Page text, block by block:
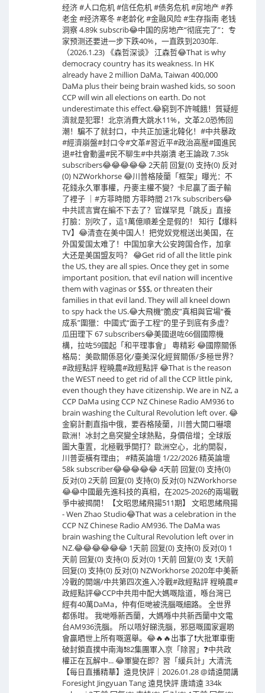
经济 #人口危机 #信任危机 #债务危机 #房地产 #养
老金 #经济寒冬 #老龄化 #金融风险 #生存指南 老钱
洞察 4.89k subscrib😂中国的房地产“彻底完了”：专
家预测还要进一步下跌40%，一直跌到2030年.
（2026.1.23) 《森哲深谈》 江森哲😂That is why
democracy country has its weakness. In HK
already have 2 million DaMa, Taiwan 400,000
DaMa plus their being brain washed kids, so soon
CCP will win all elections on earth. Do not
underestimate this effect.😂窮到不許喊餓！質疑經
濟就是犯罪！北京消費大跳水11%，文革2.0恐怖回
潮！騙不了就封口，中共正加速北韓化！#中共暴政
#經濟崩盤#封口令#文革#習近平#政治高壓#國進民
退#社會動盪#民不聊生#中共崩潰 老王論政 7.35k
subscribers😂😂😂😂😂 2天前 回复(0) 支持(0) 反对
(0) NZWorkhorse 😂川普格陵蘭「框架」曝光：不
花錢永久軍事權，丹麥主權不變？卡尼贏了面子輸
了裡子 ｜#方菲時間 方菲時間 217k subscribers😂
中共謊言實在編不下去了？官媒罕見「跳反」直接
打臉：別吹了，這1萬億順差全是假的！ 知行【爆料
TV】😂清查在美中国人！把党奴党棍送出美国，在
外国爱国太难了！中国加拿大公安跨国合作，加拿
大还是美国盟友吗？ 😂Get rid of all the little pink
the US, they are all spies. Once they get in some
important position, that evil nation will incentive
them with vaginas or $$$, or threaten their
families in that evil land. They will all kneel down
to spy hack the US.😂大飛機“脆皮”真相與官場“養
成系”圍獵：中國式“面子工程”的里子到底有多虛？
瓜田理下 67 subscribers😂美國退咗66個國際機
構，拉咗59國起「和平理事會」 粵精彩 😂國際關係
格局：美歐關係惡化/臺美深化經貿關係/多極世界？
#政經點評 程曉農#政經點評 😂That is the reason
the WEST need to get rid of all the CCP little pink,
even though they have citizenship. We are in NZ, a
CCP DaMa using CCP NZ Chinese Radio AM936 to
brain washing the Cultural Revolution left over. 😂
金窮計劃直指中俄，要吞格陵蘭，川普大開口嚇壞
歐洲！冰封之島突變全球熱點，身價倍增；全球版
圖大重置，北極戰爭開打？歐洲空心，北約開裂，
川普耍橫有理由； #精英論壇 1/22/2026 精英論壇
58k subscriber😂😂😂😂😂 4天前 回复(0) 支持(0)
反对(0) 2天前 回复(0) 支持(0) 反对(0) NZWorkhorse
😂😂中國最先進科技的真相，在2025-2026的兩場戰
爭中被揭開！【文昭思緒飛揚511期】 文昭思緒飛揚
- Wen Zhao Studio😂That was a celebration in the
CCP NZ Chinese Radio AM936. The DaMa was
brain washing the Cultural Revolution left over in
NZ.😂😂😂😂😂😂 1天前 回复(0) 支持(0) 反对(0) 1
天前 回复(0) 支持(0) 反对(0) 1天前 回复(0) 支 1天前
回复(0) 支持(0) 反对(0) NZWorkhorse 2020年中美新
冷戰的開端/中共第四次進入冷戰#政經點評 程曉農#
政經點評😂CCP中共用中配大媽嘅陰道，喺台灣已
經有40萬DaMa，仲有佢哋被洗腦嘅細路。 全世界
都係咁。 我哋喺新西蘭，大媽喺中共新西蘭中文電
台AM936洗腦。 所以唔好睇洗腦，邪惡嘅國家遲啲
會贏晒世上所有嘅選舉。😂🔥🔥出事了❗大批軍車衝
破封鎖直撲中南海❗82集團軍入京「除習」❓中共政
權正在瓦解中... 😂軍變在即？習「緩兵計」大清洗
【每日直播精華】遠見快評｜2026.01.28 @靖遠開講
Foresight Jingyuan Tang 遠見快評 唐靖遠 334k